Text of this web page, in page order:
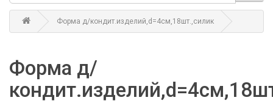
Форма д/кондит.изделий,d=4см,18шт.,силик
Форма д/